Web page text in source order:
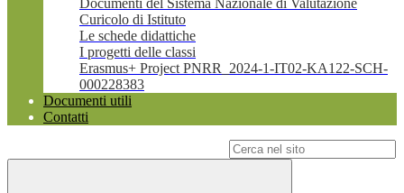
Documenti del Sistema Nazionale di Valutazione
Curicolo di Istituto
Le schede didattiche
I progetti delle classi
Erasmus+ Project PNRR_2024-1-IT02-KA122-SCH-
000228383
Documenti utili
Contatti